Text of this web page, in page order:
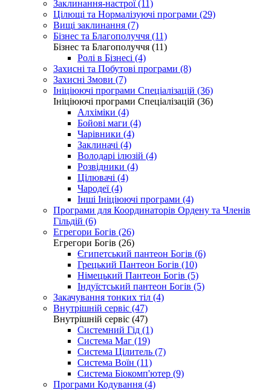
Заклинання-настрої (11)
Цілющі та Нормалізуючі програми (29)
Вищі заклинання (7)
Бізнес та Благополуччя (11)
Бізнес та Благополуччя (11)
Ролі в Бізнесі (4)
Захисні та Побутові програми (8)
Захисні Змови (7)
Ініціюючі програми Спеціалізацій (36)
Ініціюючі програми Спеціалізацій (36)
Алхіміки (4)
Бойові маги (4)
Чарівники (4)
Заклиначі (4)
Володарі ілюзій (4)
Розвідники (4)
Цілювачі (4)
Чародеї (4)
Інші Ініціюючі програми (4)
Програми для Координаторів Ордену та Членів
Гільдій (6)
Егрегори Богів (26)
Егрегори Богів (26)
Єгипетський пантеон Богів (6)
Грецький Пантеон Богів (10)
Німецький Пантеон Богів (5)
Індуїстський пантеон Богів (5)
Закачування тонких тіл (4)
Внутрішній сервіс (47)
Внутрішній сервіс (47)
Системний Гід (1)
Система Маг (19)
Система Цілитель (7)
Система Воїн (11)
Система Біокомп'ютер (9)
Програми Кодування (4)